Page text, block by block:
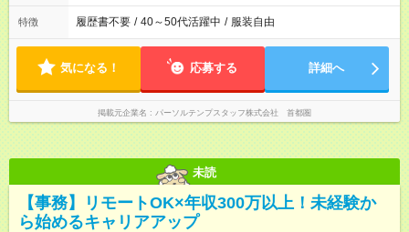
特徴 履歴書不要 / 40～50代活躍中 / 服装自由
気になる！ 応募する 詳細へ
掲載元企業名 パーソルテンプスタッフ株式会社 首都圏
未読
【事務】リモートOK×年収300万以上！未経験か
ら始めるキャリアアップ